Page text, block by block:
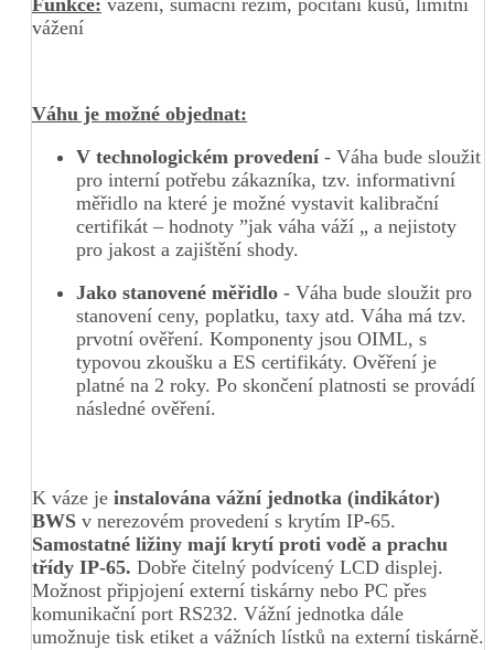
Funkce: vážení, sumační režim, počítání kusů, limitní
vážení
Váhu je možné objednat:
V technologickém provedení - Váha bude sloužit
pro interní potřebu zákazníka, tzv. informativní
měřidlo na které je možné vystavit kalibrační
certifikát – hodnoty ”jak váha váží „ a nejistoty
pro jakost a zajištění shody.
Jako stanovené měřidlo - Váha bude sloužit pro
stanovení ceny, poplatku, taxy atd. Váha má tzv.
prvotní ověření. Komponenty jsou OIML, s
typovou zkoušku a ES certifikáty. Ověření je
platné na 2 roky. Po skončení platnosti se provádí
následné ověření.
K váze je instalována vážní jednotka (indikátor)
BWS v nerezovém provedení s krytím IP-65.
Samostatné ližiny mají krytí proti vodě a prachu
třídy IP-65. Dobře čitelný podvícený LCD displej.
Možnost připjojení externí tiskárny nebo PC přes
komunikační port RS232. Vážní jednotka dále
umožnuje tisk etiket a vážních lístků na externí tiskárně.